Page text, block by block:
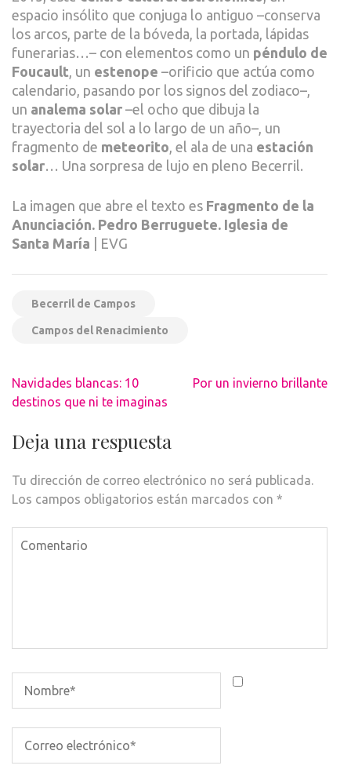
espacio insólito que conjuga lo antiguo –conserva
los arcos, parte de la bóveda, la portada, lápidas
funerarias…– con elementos como un péndulo de
Foucault , un estenope –orificio que actúa como
calendario, pasando por los signos del zodiaco–,
un analema solar –el ocho que dibuja la
trayectoria del sol a lo largo de un año–, un
fragmento de meteorito , el ala de una estación
solar… Una sorpresa de lujo en pleno Becerril.
La imagen que abre el texto es Fragmento de la
Anunciación. Pedro Berruguete. Iglesia de
Santa María | EVG
Becerril de Campos
Campos del Renacimiento
Navegación
de
Navidades blancas: 10
destinos que ni te imaginas
Por un invierno brillante
Deja una respuesta
Tu dirección de correo electrónico no será publicada.
Los campos obligatorios están marcados con *